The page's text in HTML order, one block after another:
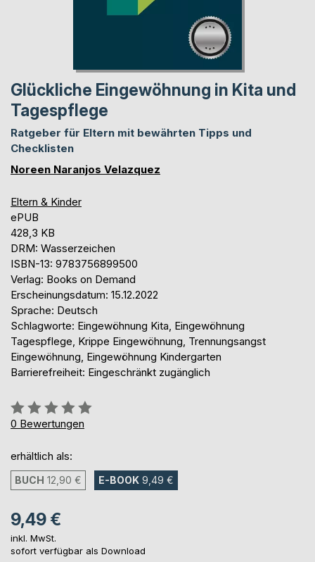
Glückliche Eingewöhnung in Kita und
Tagespflege
Ratgeber für Eltern mit bewährten Tipps und
Checklisten
Noreen Naranjos Velazquez
Eltern & Kinder
ePUB
428,3 KB
DRM: Wasserzeichen
ISBN-13: 9783756899500
Verlag: Books on Demand
Erscheinungsdatum: 15.12.2022
Sprache: Deutsch
Schlagworte: Eingewöhnung Kita, Eingewöhnung
Tagespflege, Krippe Eingewöhnung, Trennungsangst
Eingewöhnung, Eingewöhnung Kindergarten
Barrierefreiheit: Eingeschränkt zugänglich
Bewertung::
0%
0 Bewertungen
erhältlich als:
BUCH 12,90 € E-BOOK 9,49 €
9,49 €
inkl. MwSt.
sofort verfügbar als Download